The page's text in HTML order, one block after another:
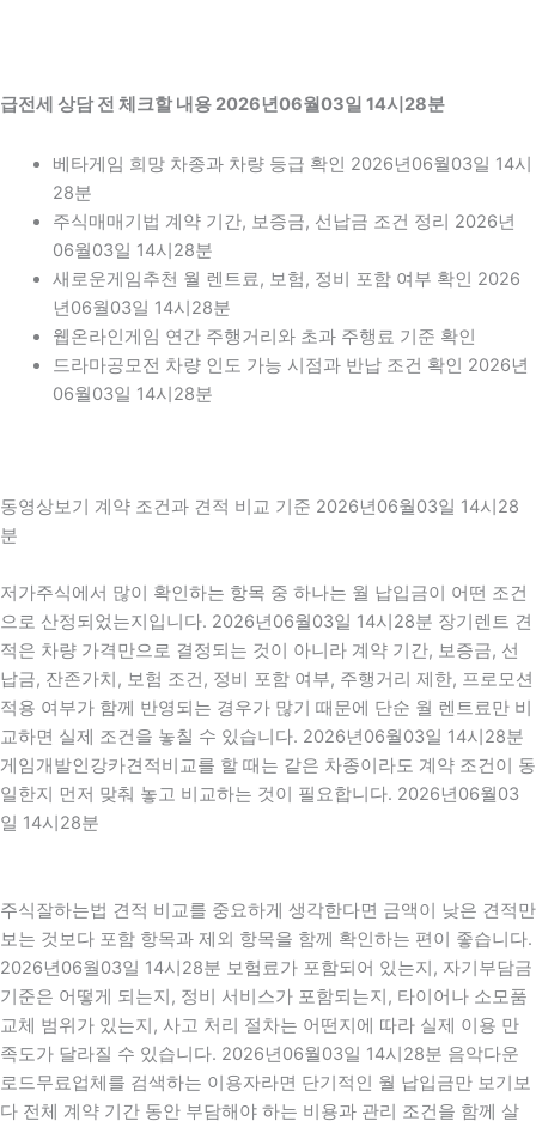
급전세 상담 전 체크할 내용 2026년06월03일 14시28분
베타게임 희망 차종과 차량 등급 확인 2026년06월03일 14시
28분
주식매매기법 계약 기간, 보증금, 선납금 조건 정리 2026년
06월03일 14시28분
새로운게임추천 월 렌트료, 보험, 정비 포함 여부 확인 2026
년06월03일 14시28분
웹온라인게임 연간 주행거리와 초과 주행료 기준 확인
드라마공모전 차량 인도 가능 시점과 반납 조건 확인 2026년
06월03일 14시28분
동영상보기 계약 조건과 견적 비교 기준 2026년06월03일 14시28
분
저가주식에서 많이 확인하는 항목 중 하나는 월 납입금이 어떤 조건
으로 산정되었는지입니다. 2026년06월03일 14시28분 장기렌트 견
적은 차량 가격만으로 결정되는 것이 아니라 계약 기간, 보증금, 선
납금, 잔존가치, 보험 조건, 정비 포함 여부, 주행거리 제한, 프로모션
적용 여부가 함께 반영되는 경우가 많기 때문에 단순 월 렌트료만 비
교하면 실제 조건을 놓칠 수 있습니다. 2026년06월03일 14시28분
게임개발인강카견적비교를 할 때는 같은 차종이라도 계약 조건이 동
일한지 먼저 맞춰 놓고 비교하는 것이 필요합니다. 2026년06월03
일 14시28분
주식잘하는법 견적 비교를 중요하게 생각한다면 금액이 낮은 견적만
보는 것보다 포함 항목과 제외 항목을 함께 확인하는 편이 좋습니다.
2026년06월03일 14시28분 보험료가 포함되어 있는지, 자기부담금
기준은 어떻게 되는지, 정비 서비스가 포함되는지, 타이어나 소모품
교체 범위가 있는지, 사고 처리 절차는 어떤지에 따라 실제 이용 만
족도가 달라질 수 있습니다. 2026년06월03일 14시28분 음악다운
로드무료업체를 검색하는 이용자라면 단기적인 월 납입금만 보기보
다 전체 계약 기간 동안 부담해야 하는 비용과 관리 조건을 함께 살